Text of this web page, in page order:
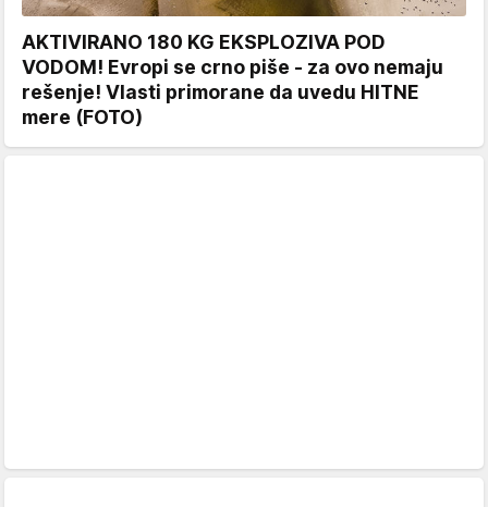
AKTIVIRANO 180 KG EKSPLOZIVA POD
VODOM! Evropi se crno piše - za ovo nemaju
rešenje! Vlasti primorane da uvedu HITNE
mere (FOTO)